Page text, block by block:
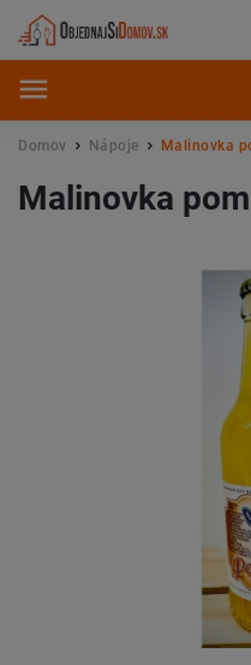
Domov / Nápoje / Malinovka
Malinovka